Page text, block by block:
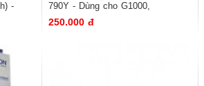
-
790Y - Dùng cho G1000,
G2000,G3000
250.000 đ